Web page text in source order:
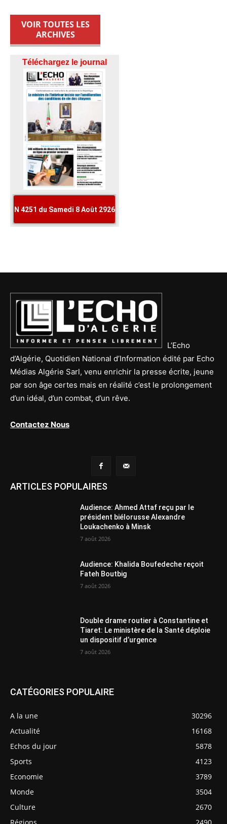
VOIR TOUTES LES
ARCHIVES
L’Echo
d’Algérie, Quotidien National d’Information édité par Echo
Médias Algérie Sarl, venu enrichir la presse écrite, jeune
par son âge certes mais en réalité c’est le prolongement
d’un idéal, d’un combat, d’un rêve.
Contactez Nous
ARTICLES POPULAIRES
Audience: Ahmed Attaf reçu par le
président biélorusse Alexandre
Loukachenko à Minsk
7 août 2026
Audience: Khalida Boufedeche reçoit
Fateh Boutbig
7 août 2026
Double drame routier à Constantine et
Tiaret: Le ministère de la Santé déploie
un dispositif d’urgence
7 août 2026
CATÉGORIES POPULAIRE
A la une
30296
Actualité
16168
Echos du jour
5878
Sports
4123
Economie
3789
Monde
3504
Culture
2670